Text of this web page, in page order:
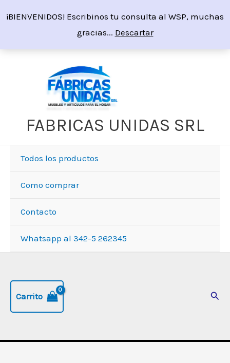
¡BIENVENIDOS! Escribinos tu consulta al WSP, muchas
gracias... Descartar
FABRICAS UNIDAS SRL
Todos los productos
Como comprar
Contacto
Whatsapp al 342-5 262345
Carrito